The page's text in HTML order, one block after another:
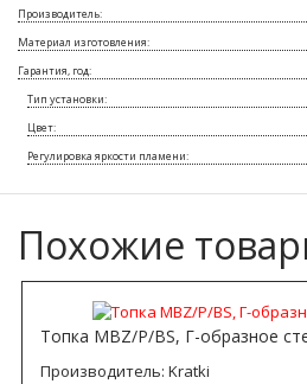
Производитель:
Материал изготовления:
Гарантия, год:
Тип установки:
Цвет:
Регулировка яркости пламени:
Похожие
Топка MBZ/P/BS, Г-образное
Производитель: Kratki